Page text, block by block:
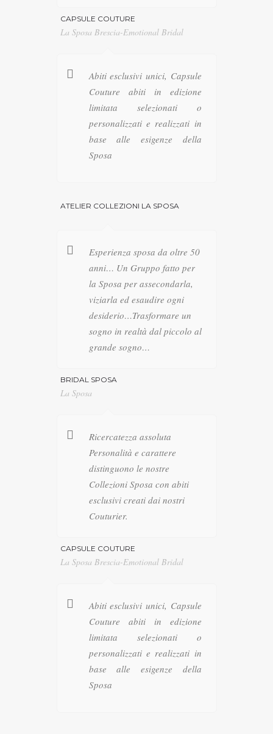
CAPSULE COUTURE
La Sposa Brescia-Emotional Bridal
Abiti esclusivi unici, Capsule
Couture abiti in edizione
limitata selezionati o
personalizzati e realizzati in
base alle esigenze della
Sposa
ATELIER COLLEZIONI LA SPOSA
Esperienza sposa da oltre 50
anni… Un Gruppo fatto per
la Sposa per assecondarla,
viziarla ed esaudire ogni
desiderio…Trasformare un
sogno in realtà dal piccolo al
grande sogno…
BRIDAL SPOSA
La Sposa
Ricercatezza assoluta
Personalità e carattere
distinguono le nostre
Collezioni Sposa con abiti
esclusivi creati dai nostri
Couturier.
CAPSULE COUTURE
La Sposa Brescia-Emotional Bridal
Abiti esclusivi unici, Capsule
Couture abiti in edizione
limitata selezionati o
personalizzati e realizzati in
base alle esigenze della
Sposa